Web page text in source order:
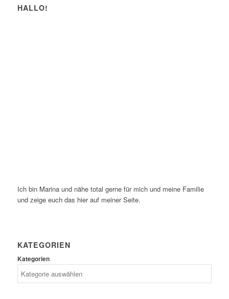
HALLO!
Ich bin Marina und nähe total gerne für mich und meine Familie
und zeige euch das hier auf meiner Seite.
KATEGORIEN
Kategorien